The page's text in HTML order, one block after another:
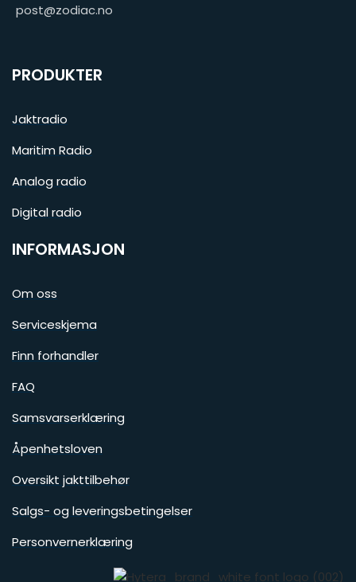
post@zodiac.no
PRODUKTER
Jaktradio
Maritim Radio
Analog radio
Digital radio
INFORMASJON
Om oss
Serviceskjema
Finn forhandler
FAQ
Samsvarserklæring
Åpenhetsloven
Oversikt jakttilbehør
Salgs- og leveringsbetingelser
Personvernerklæring